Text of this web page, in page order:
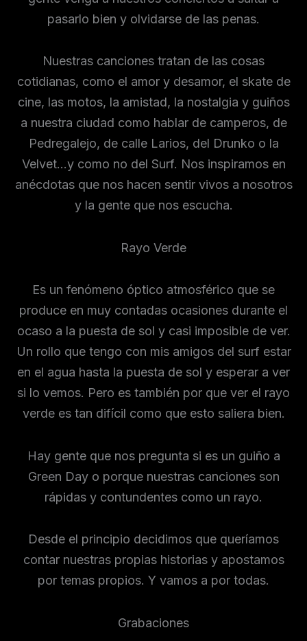
pasarlo bien y olvidarse de las penas.
Nuestras canciones tratan de las cosas
cotidianas, como el amor y desamor, el skate de
cine, las motos, la amistad, la nostalgia y guiños
a nuestra ciudad como hablar de camperos, de
Pedregalejo, de calle Larios, del Drunko o la
Velvet…y como no del Surf. Nos inspiramos en
anécdotas que nos hacen sentir vivos a nosotros
y la gente que nos escucha.
Rayo Verde
Es un fenómeno óptico atmosférico que se
produce en muy contadas ocasiones durante el
ocaso a la puesta de sol y casi imposible de ver.
Un rollo que tengo con mis amigos del surf estar
en el agua hasta la puesta de sol y esperar a ver
si lo vemos. Pero es también por que ver el rayo
verde es tan difícil como que esto saliera bien.
Hay gente que nos pregunta si es un guiño a
Green Day o porque nuestras canciones son
rápidas y contundentes como un rayo.
Desde el principio decidimos que queríamos
contar nuestras propias historias y apostamos
por temas propios. Y vamos a por todas.
Grabaciones